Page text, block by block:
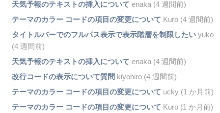
天気予報のテキストの挿入について enaka (4 週間前)
テーマのカラー コードの項目の変更について Kuro (4 週間前)
タイトルバーでのフルパス表示で表示階層を制限したいyuko
(4 週間前)
天気予報のテキストの挿入について enaka (4 週間前)
改行コードの表示について質問 kiyohiro (4 週間前)
テーマのカラー コードの項目の変更について ucky (1 か月前)
テーマのカラー コードの項目の変更について Kuro (1 か月前)